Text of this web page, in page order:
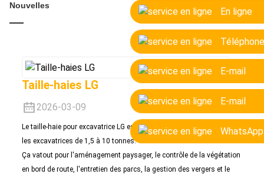
En ligne
Téléphone
E-mail
E-mail
WhatsApp
Nouvelles
Taille-haies LG
2026-03-09
Le taille-haie pour excavatrice LG est un accessoire polyvalent pour
les excavatrices de 1,5 à 10 tonnes.
Ça vatout pour l'aménagement paysager, le contrôle de la végétation
en bord de route, l'entretien des parcs, la gestion des vergers et le